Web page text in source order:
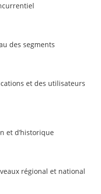
des segments
et des utilisateurs
et d’historique
régional et national